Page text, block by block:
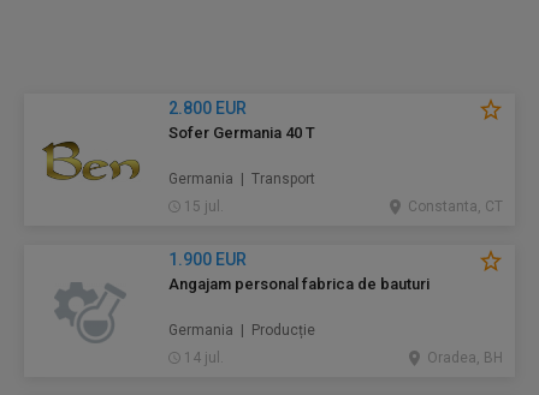
2.800 EUR
Sofer Germania 40 T
Germania | Transport
15 jul.
Constanta, CT
1.900 EUR
Angajam personal fabrica de bauturi
Germania | Producție
14 jul.
Oradea, BH